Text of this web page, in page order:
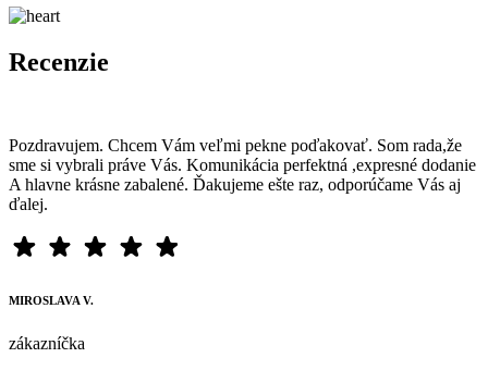
Recenzie
Pozdravujem. Chcem Vám veľmi pekne poďakovať. Som rada,že
sme si vybrali práve Vás. Komunikácia perfektná ,expresné dodanie
A hlavne krásne zabalené. Ďakujeme ešte raz, odporúčame Vás aj
ďalej.
MIROSLAVA V.
zákazníčka